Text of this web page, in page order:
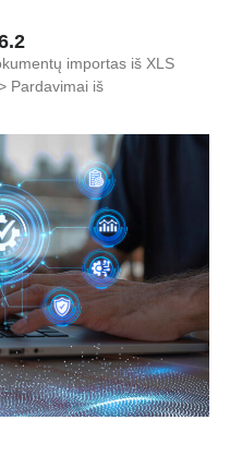
importas iš XLS
Pardavimai iš